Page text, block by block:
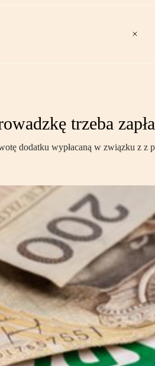
trzeba
dodatku wypłacaną w związku z z